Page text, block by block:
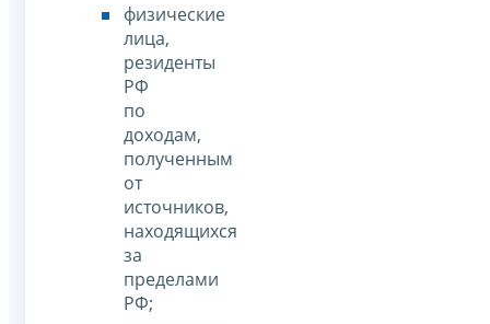
физические
лица,
резиденты
РФ
по
доходам,
полученным
от
источников,
находящихся
за
пределами
РФ;